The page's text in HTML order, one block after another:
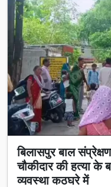
बिलासपुर बाल
चौकीदार की हत्या के
व्यवस्था कठघरे में